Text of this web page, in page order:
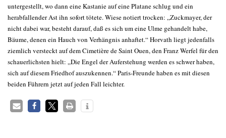
untergestellt, wo dann eine Kastanie auf eine Platane schlug und ein
herabfallender Ast ihn sofort tötete. Wiese notiert trocken: „Zuckmayer, der
nicht dabei war, besteht darauf, daß es sich um eine Ulme gehandelt habe,
Bäume, denen ein Hauch von Verhängnis anhaftet.“ Horvath liegt jedenfalls
ziemlich versteckt auf dem Cimetière de Saint Ouen, den Franz Werfel für den
schauerlichsten hielt: „Die Engel der Auferstehung werden es schwer haben,
sich auf diesem Friedhof auszukennen.“ Paris-Freunde haben es mit diesen
beiden Führern jetzt auf jeden Fall leichter.